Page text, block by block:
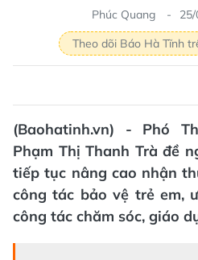
Phúc Quang
Theo dõi Báo Hà Tĩnh
(Baohatinh.vn) - Phó
Phạm Thị Thanh Trà đề
tiếp tục nâng cao nhận
công tác bảo vệ trẻ em,
công tác chăm sóc, giáo